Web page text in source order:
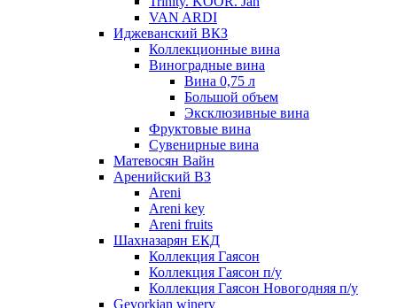
VAN ARDI
Иджеванский ВКЗ
Коллекционные вина
Виноградные вина
Вина 0,75 л
Большой объем
Эксклюзивные вина
Фруктовые вина
Cувенирные вина
Матевосян Вайн
Аренийский ВЗ
Areni
Areni key
Areni fruits
Шахназарян ЕКД
Коллекция Гаясон
Коллекция Гаясон п/у
Коллекция Гаясон Новогодняя п/у
Gevorkian winery